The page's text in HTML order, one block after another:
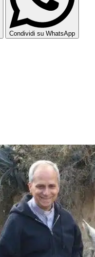
Condividi su WhatsApp